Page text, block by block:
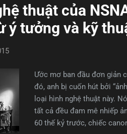
thuật của
ý tưởng và kỹ
Ước mơ ban đầu đơn giản
đó, anh bị cuốn hút bởi
loại hình nghệ thuật này.
tất cả đều đam mê nhiếp
60 thế kỷ trước, chiếc